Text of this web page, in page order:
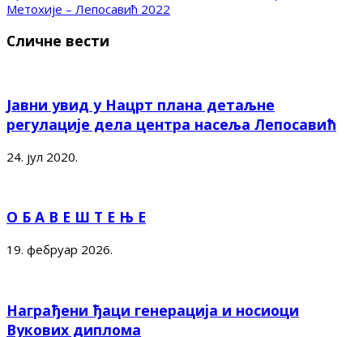
Метохије – Лепосавић 2022
Сличне вести
Јавни увид у Нацрт плана детаљне
регулације дела центра насеља Лепосавић
24. јул 2020.
О Б А В Е Ш Т Е Њ Е
19. фебруар 2026.
Награђени ђаци генерација и носиоци
Вукових диплома